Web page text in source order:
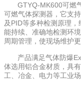
GTYQ-MK600可燃
可燃气体探测器，它支
及PID等多种检测原理
能持续、准确地检测环
周期管理，使现场维护
产品满足气体防爆
体选用铝合金材质，具
工、冶金、电力等工业场